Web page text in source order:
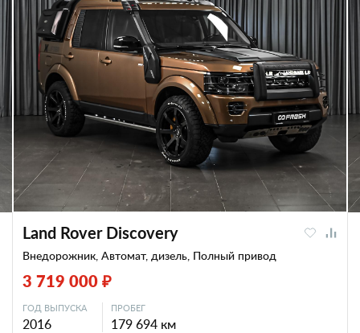
Land Rover Discovery
Внедорожник, Автомат, дизель, Полный привод
3 719 000 ₽
ГОД ВЫПУСКА
2016
ПРОБЕГ
179 694 км